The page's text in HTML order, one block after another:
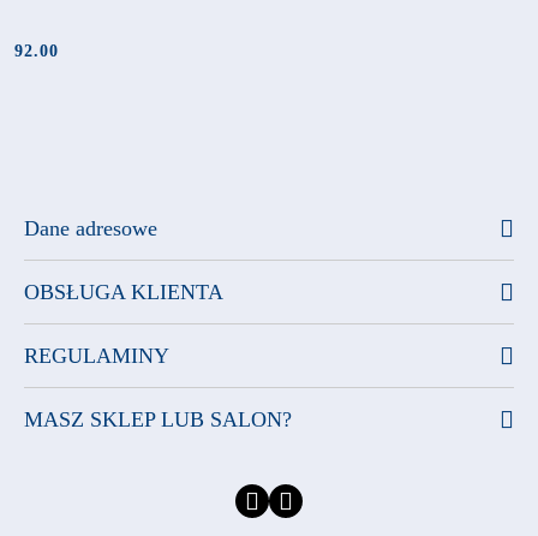
Cena:
92.00
Dane adresowe
OBSŁUGA KLIENTA
REGULAMINY
MASZ SKLEP LUB SALON?